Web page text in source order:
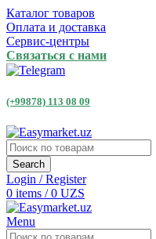
Каталог товаров
Оплата и доставка
Сервис-центры
Связаться с нами
(+99878) 113 08 09
Search
Login / Register
0 items / 0 UZS
Menu